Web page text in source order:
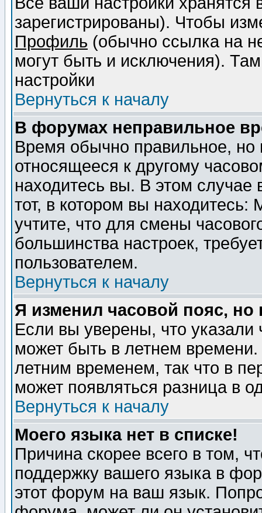
зарегистрированы). Чтобы
Профиль (обычно ссылка на
могут быть и исключения).
настройки
Вернуться к началу
В форумах неправильное
Время обычно правильное,
относящееся к другому
находитесь вы. В этом
тот, в котором вы
учтите, что для смены
большинства настроек,
пользователем.
Вернуться к началу
Я изменил часовой пояс,
Если вы уверены, что указали
может быть в летнем
летним временем, так что в
может появляться разница в
Вернуться к началу
Моего языка нет в списке!
Причина скорее всего в том,
поддержку вашего языка в
этот форум на ваш язык.